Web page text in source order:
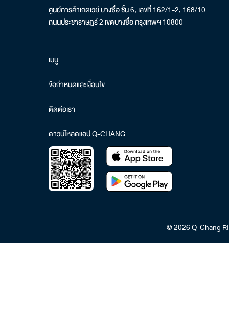
ศูนย์การค้าเกตเวย์ บางซื่อ ชั้น 6, เลขที่ 162/1-2, 168/10
ถนนประชาราษฎร์ 2 เขตบางซื่อ กรุงเทพฯ 10800
เมนู
ข้อกำหนดและเงื่อนไข
ติดต่อเรา
ดาวน์โหลดแอป Q-CHANG
© 2026 Q-Chang